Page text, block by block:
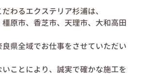
だわるエクステリア杉浦は、
原市、香芝市、天理市、大和高田
県全域でお仕事をさせていただい
ことにより、誠実で確かな施工を